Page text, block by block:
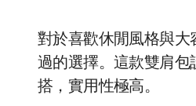
對於喜歡休閒風格與大
過的選擇。這款雙肩包
搭，實用性極高。